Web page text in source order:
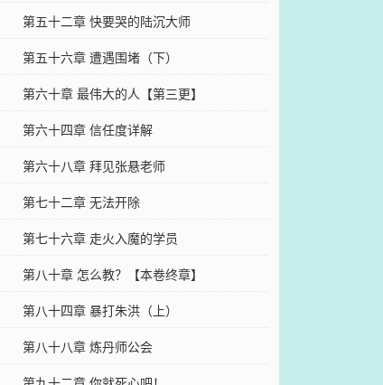
第五十二章 快要哭的陆沉大师
第五十六章 遭遇围堵（下）
第六十章 最伟大的人【第三更】
第六十四章 信任度详解
第六十八章 拜见张悬老师
第七十二章 无法开除
第七十六章 走火入魔的学员
第八十章 怎么教？【本卷终章】
第八十四章 暴打朱洪（上）
第八十八章 炼丹师公会